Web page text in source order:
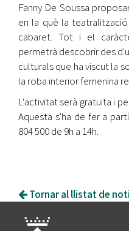
Fanny De Soussa
en la què la
cabaret. Tot i el
permetrà descobrir des
culturals que ha viscut la
la roba interior femenina
L'activitat serà gratuïta i
Aquesta s'ha de fer a
804 500 de 9h a 14h.
Tornar al llistat de